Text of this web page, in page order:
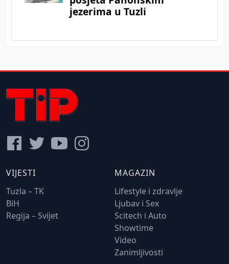
VIJESTI
Tuzla – TK
BiH
Regija – Svijet
MAGAZIN
Lifestyle i zdravlje
Ljubav i Sex
Scitech i Auto
Showtime
Video
Zanimljivosti